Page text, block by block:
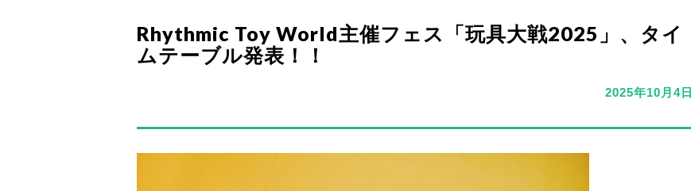
Rhythmic Toy World主催フェス「玩具大戦2025」、タイ
ムテーブル発表！！
2025年10月4日